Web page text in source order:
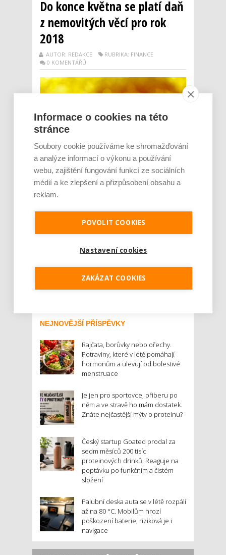
Do konce května se platí daň
z nemovitých věcí pro rok
2018
AUTOR: REDAKCE
RUBRIKA: FINANCE
0 KOMENTÁŘŮ
Na rozdíl od většiny daní a poplatků se daň
z nemovitých věcí platí dopředu. Pro rok
2018. Jak je to při prodeji nemovitosti
během roku? Kdy je nutné podat daňové
přiznání? Daň z nemovitých věcí, kterou tvoří
daň z pozemků a daň ze staveb a jednotek,
NEJNOVĚJŠÍ PŘÍSPĚVKY
Rajčata, borůvky nebo ořechy.
Potraviny, které v létě pomáhají
hormonům a ulevují od bolestivé
menstruace
Je jen pro sportovce, přiberu po
něm a ve stravě ho mám dostatek.
Znáte nejčastější mýty o proteinu?
Český startup Goated prodal za
sedm měsíců 200 tisíc
proteinových drinků. Reaguje na
poptávku po funkčním a čistém
složení
Palubní deska auta se v létě rozpálí
až na 80 °C. Mobilům hrozí
poškození baterie, riziková je i
navigace
Informace o cookies na této
stránce
Soubory cookie používáme ke shromažďování
a analýze informací o výkonu a používání
webu, zajištění fungování funkcí ze sociálních
médií a ke zlepšení a přizpůsobení obsahu a
reklam.
POVOLIT COOKIES
Nastavení cookies
ZAKÁZAT COOKIES